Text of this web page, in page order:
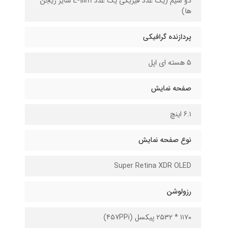
ها)
پردازنده گرافیکی
۵ هسته ای اپل
صفحه نمایش
6.۱ اینچ
نوع صفحه نمایش
Super Retina XDR OLED
رزولوشن
۱۱۷0 * ۲۵32 پیکسل (۴57PPi)